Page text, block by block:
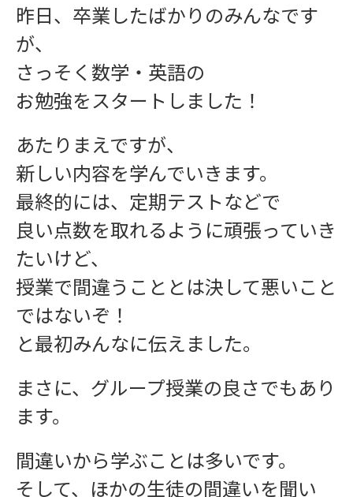
ワークショップ
学習指導
昨日、卒業したばかりのみんなです
が、
さっそく数学・英語の
お勉強をスタートしました！
あたりまえですが、
新しい内容を学んでいきます。
最終的には、定期テストなどで
良い点数を取れるように頑張っていき
たいけど、
授業で間違うこととは決して悪いこと
ではないぞ！
と最初みんなに伝えました。
まさに、グループ授業の良さでもあり
ます。
間違いから学ぶことは多いです。
そして、ほかの生徒の間違いを聞い